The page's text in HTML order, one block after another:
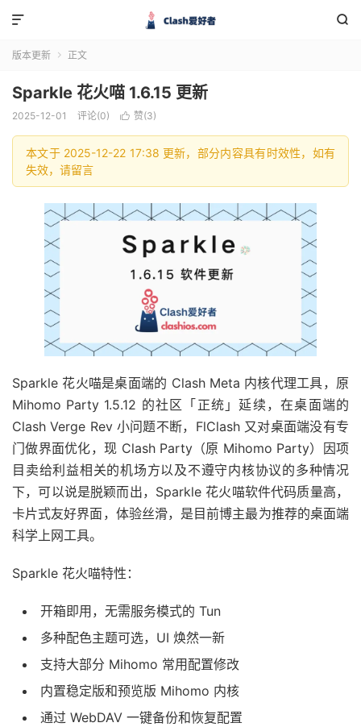


版本更新  正文
Sparkle 花火喵 1.6.15 更新
2025-12-01 评论(0)  赞(3)
本文于 2025-12-22 17:38 更新，部分内容具有时效性，如有
失效，请留言
Sparkle 花火喵是桌面端的 Clash Meta 内核代理工具，原
Mihomo Party 1.5.12 的社区「正统」延续，在桌面端的
Clash Verge Rev 小问题不断，FlClash 又对桌面端没有专
门做界面优化，现 Clash Party（原 Mihomo Party）因项
目卖给利益相关的机场方以及不遵守内核协议的多种情况
下，可以说是脱颖而出，Sparkle 花火喵软件代码质量高，
卡片式友好界面，体验丝滑，是目前博主最为推荐的桌面端
科学上网工具。
Sparkle 花火喵特性：
开箱即用，无需服务模式的 Tun
多种配色主题可选，UI 焕然一新
支持大部分 Mihomo 常用配置修改
内置稳定版和预览版 Mihomo 内核
通过 WebDAV 一键备份和恢复配置